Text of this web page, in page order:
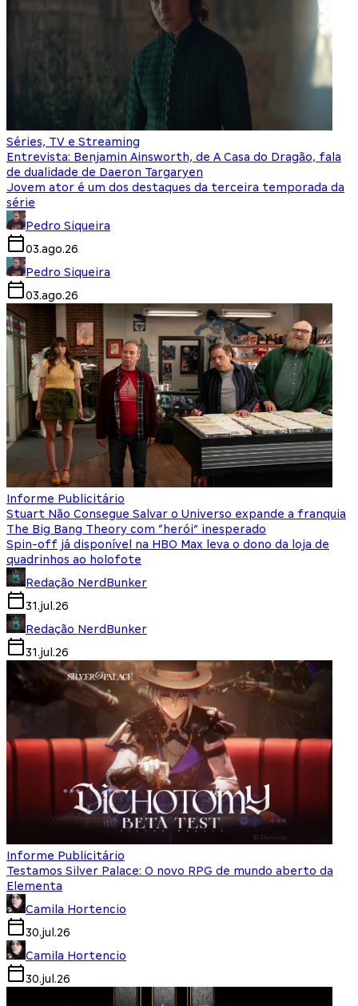
Séries, TV e Streaming
Entrevista: Benjamin Ainsworth, de A Casa do Dragão, fala
de dualidade de Daeron Targaryen
Jovem ator é um dos destaques da terceira temporada da
série
Pedro Siqueira
03.ago.26
Pedro Siqueira
03.ago.26
Informe Publicitário
Stuart Não Consegue Salvar o Universo expande a franquia
The Big Bang Theory com “herói” inesperado
Spin-off já disponível na HBO Max leva o dono da loja de
quadrinhos ao holofote
Redação NerdBunker
31.jul.26
Redação NerdBunker
31.jul.26
Informe Publicitário
Testamos Silver Palace: O novo RPG de mundo aberto da
Elementa
Camila Hortencio
30.jul.26
Camila Hortencio
30.jul.26